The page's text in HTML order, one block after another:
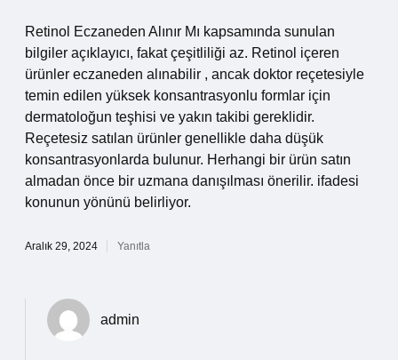
Retinol Eczaneden Alınır Mı kapsamında sunulan
bilgiler açıklayıcı, fakat çeşitliliği az. Retinol içeren
ürünler eczaneden alınabilir , ancak doktor reçetesiyle
temin edilen yüksek konsantrasyonlu formlar için
dermatoloğun teşhisi ve yakın takibi gereklidir.
Reçetesiz satılan ürünler genellikle daha düşük
konsantrasyonlarda bulunur. Herhangi bir ürün satın
almadan önce bir uzmana danışılması önerilir. ifadesi
konunun yönünü belirliyor.
Aralık 29, 2024 Yanıtla
admin